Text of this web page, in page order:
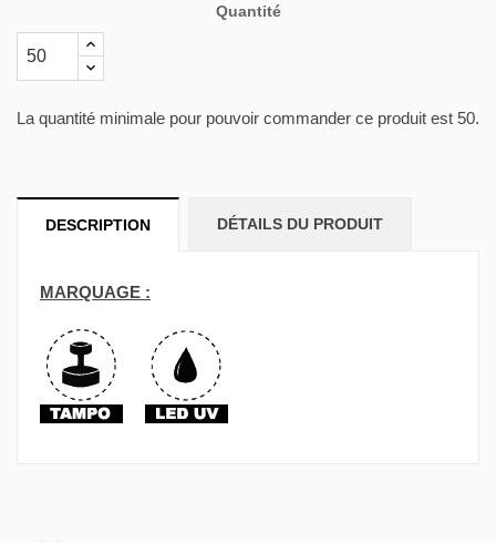
Quantité
La quantité minimale pour pouvoir commander ce produit est 50.
DESCRIPTION DÉTAILS DU PRODUIT
MARQUAGE :